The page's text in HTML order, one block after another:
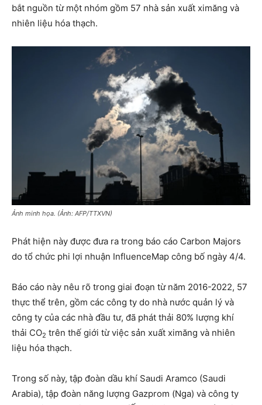
bắt nguồn từ một nhóm gồm 57 nhà sản xuất ximăng và
nhiên liệu hóa thạch.
Ảnh minh họa. (Ảnh: AFP/TTXVN)
Phát hiện này được đưa ra trong báo cáo Carbon Majors
do tổ chức phi lợi nhuận InfluenceMap công bố ngày 4/4.
Báo cáo này nêu rõ trong giai đoạn từ năm 2016-2022, 57
thực thể trên, gồm các công ty do nhà nước quản lý và
công ty của các nhà đầu tư, đã phát thải 80% lượng khí
thải CO2 trên thế giới từ việc sản xuất ximăng và nhiên
liệu hóa thạch.
Trong số này, tập đoàn dầu khí Saudi Aramco (Saudi
Arabia), tập đoàn năng lượng Gazprom (Nga) và công ty